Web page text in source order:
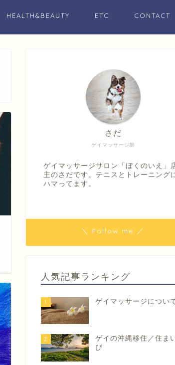
HEALTH&BEAUTY ETC CONTACT
ゲイマッサージ師
さだ
ゲイマッサージサロン「ぼくのいえ」
主のさだです。テニスとトレーニング
ハマってます。
＼ Follow me ／
人気記事ランキング
1 ゲイマッサージについ
2
ゲイの沖縄移住／住ま
び